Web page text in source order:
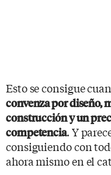
Esto se consigue
convenza por diseño,
construcción y un
competencia. Y
consiguiendo con
ahora mismo en el